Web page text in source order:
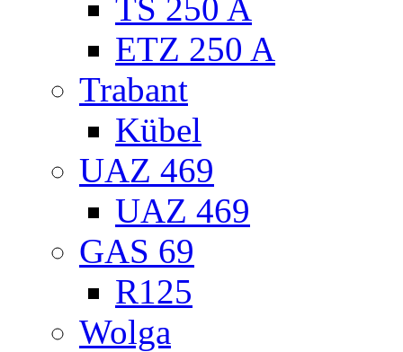
TS 250 A
ETZ 250 A
Trabant
Kübel
UAZ 469
UAZ 469
GAS 69
R125
Wolga